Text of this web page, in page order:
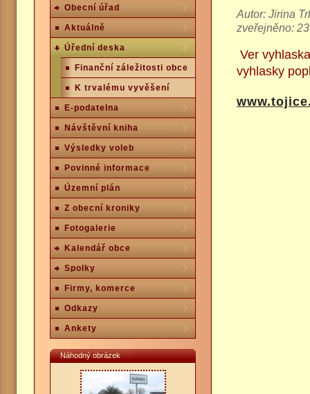
Autor: Jirina
zveřejněno:
Ver
vyhlasky
Obecní úřad
Aktuálně
Úřední deska
Finanční záležitosti obce
K trvalému vyvěšení
E-podatelna
Návštěvní kniha
Výsledky voleb
Povinné informace
Územní plán
Z obecní kroniky
Fotogalerie
Kalendář obce
Spolky
Firmy, komerce
Odkazy
Ankety
Náhodný obrázek